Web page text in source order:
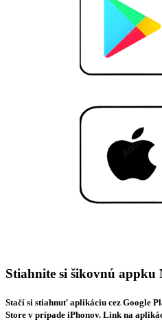
Stiahnite si šikovnú appku
Stačí si stiahnuť aplikáciu cez Google
Store v prípade iPhonov. Link na